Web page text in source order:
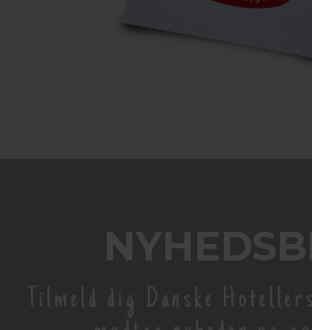
Tilmeld dig Danske